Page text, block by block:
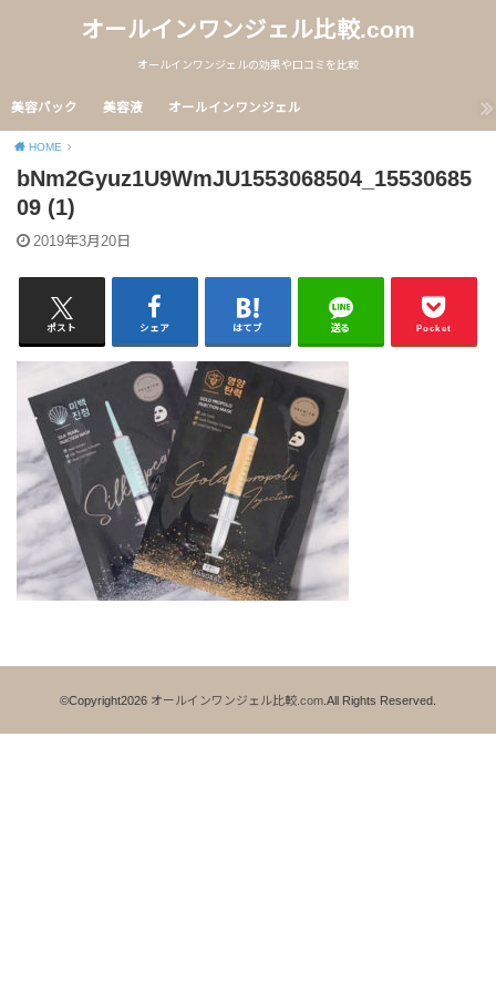
オールインワンジェル比較.com
オールインワンジェルの効果や口コミを比較
美容パック 美容液 オールインワンジェル
HOME
bNm2Gyuz1U9WmJU1553068504_15530685
09 (1)
2019年3月20日
ポスト シェア はてブ 送る Pocket
©Copyright2026 オールインワンジェル比較.com.All Rights Reserved.